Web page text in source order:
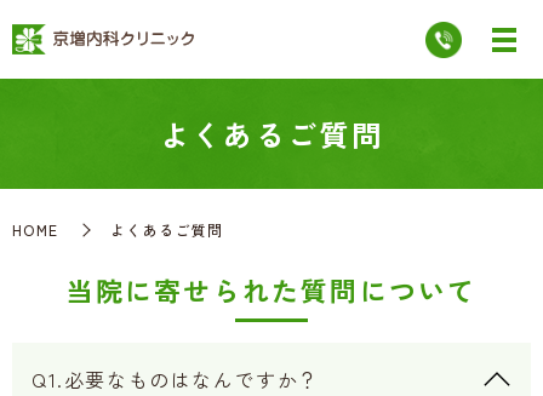
よくあるご質問
HOME よくあるご質問
当院に寄せられた質問について
Q1.必要なものはなんですか？